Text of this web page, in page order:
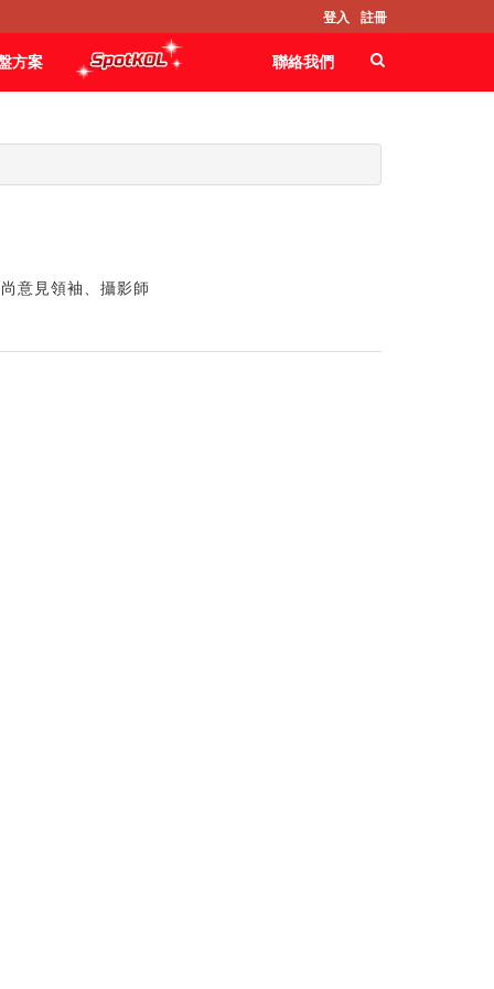
登入 註冊
方案 聯絡我們
意見領袖、攝影師